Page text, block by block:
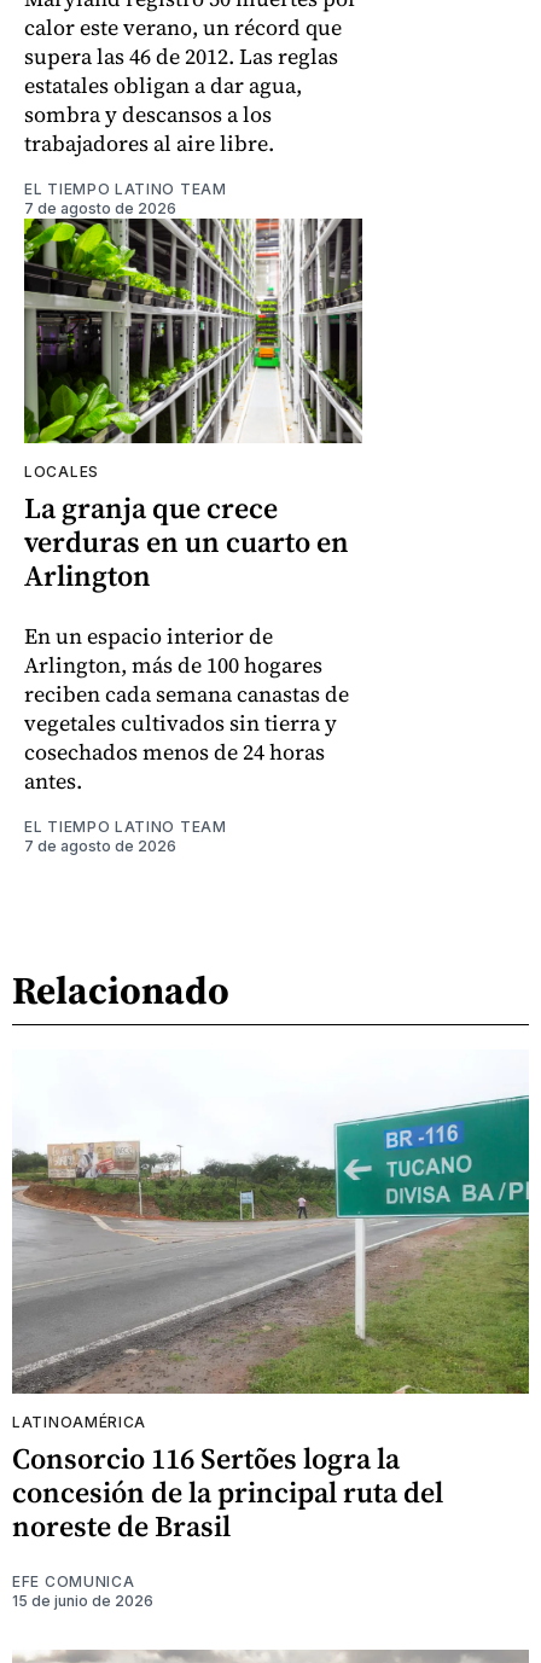
calor este verano, un récord que
supera las 46 de 2012. Las reglas
estatales obligan a dar agua,
sombra y descansos a los
trabajadores al aire libre.
EL TIEMPO LATINO TEAM
7 de agosto de 2026
LOCALES
La granja que crece
verduras en un cuarto en
Arlington
En un espacio interior de
Arlington, más de 100 hogares
reciben cada semana canastas de
vegetales cultivados sin tierra y
cosechados menos de 24 horas
antes.
EL TIEMPO LATINO TEAM
7 de agosto de 2026
Relacionado
LATINOAMÉRICA
Consorcio 116 Sertões logra la
concesión de la principal ruta del
noreste de Brasil
EFE COMUNICA
15 de junio de 2026